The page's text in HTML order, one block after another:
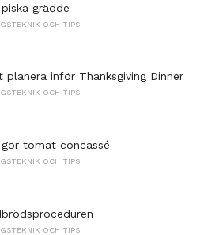
grädde
OCH TIPS
planera inför Thanksgiving Dinner
OCH TIPS
gör tomat concassé
OCH TIPS
OCH TIPS